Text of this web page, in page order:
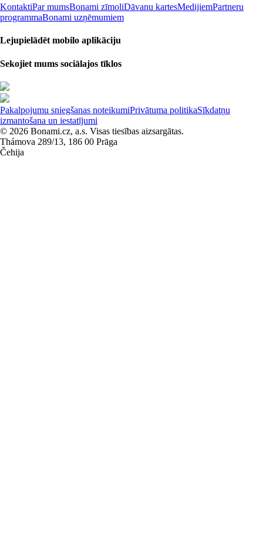
KontaktiPar mumsBonami zīmoliDāvanu kartesMedijiemPartneru
programmaBonami uzņēmumiem
Lejupielādēt mobilo aplikāciju
Sekojiet mums sociālajos tīklos
Pakalpojumu sniegšanas noteikumiPrivātuma politikaSīkdatņu
izmantošana un iestatījumi
© 2026 Bonami.cz, a.s. Visas tiesības aizsargātas.
Thámova 289/13, 186 00 Prāga
Čehija